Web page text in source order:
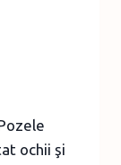
ochii şi